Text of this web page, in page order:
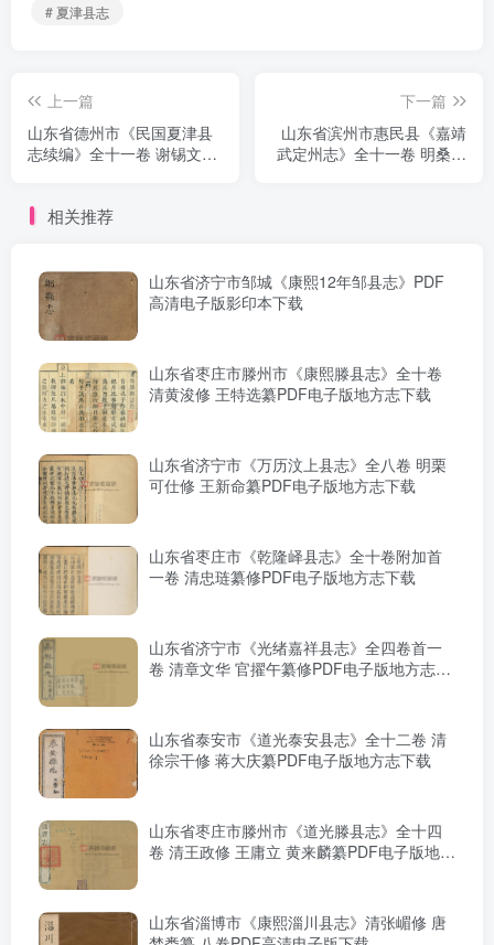
# 夏津县志
上一篇
山东省德州市《民国夏津县
志续编》全十一卷 谢锡文纂
下一篇
山东省滨州市惠民县《嘉靖
武定州志》全十一卷 明桑东
相关推荐
山东省济宁市邹城《康熙12年邹县志》PDF
高清电子版影印本下载
山东省枣庄市滕州市《康熙滕县志》全十卷
清黄浚修 王特选纂PDF电子版地方志下载
山东省济宁市《万历汶上县志》全八卷 明栗
可仕修 王新命纂PDF电子版地方志下载
山东省枣庄市《乾隆峄县志》全十卷附加首
一卷 清忠琏纂修PDF电子版地方志下载
山东省济宁市《光绪嘉祥县志》全四卷首一
卷 清章文华 官擢午纂修PDF电子版地方志下
山东省泰安市《道光泰安县志》全十二卷 清
徐宗干修 蒋大庆纂PDF电子版地方志下载
山东省枣庄市滕州市《道光滕县志》全十四
卷 清王政修 王庸立 黄来麟纂PDF电子版地方
山东省淄博市《康熙淄川县志》清张嵋修 唐